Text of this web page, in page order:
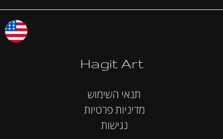
Hagit Art
תנאי השימוש
מדיניות פרטיות
נגישות